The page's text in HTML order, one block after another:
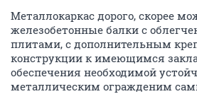
Металлокаркас дорого, скорее
железобетонные балки с
плитами, с дополнительным
конструкции к имеющимся
обеспечения необходимой
металлическим огражденим